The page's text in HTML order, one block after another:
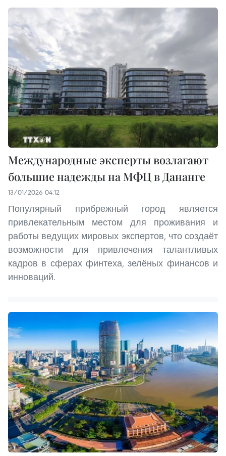
Международные эксперты возлагают
большие надежды на МФЦ в Дананге
13/01/2026 04:12
Популярный прибрежный город является
привлекательным местом для проживания и
работы ведущих мировых экспертов, что создаёт
возможности для привлечения талантливых
кадров в сферах финтеха, зелёных финансов и
инноваций.